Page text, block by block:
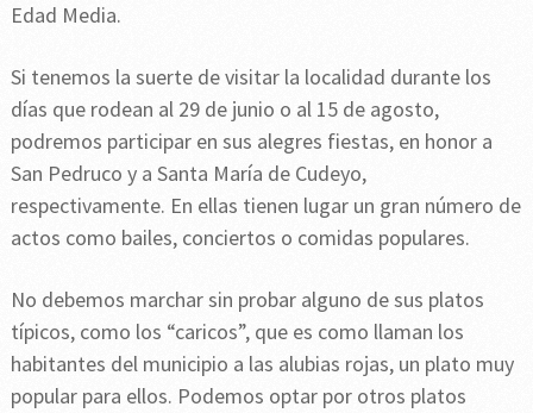
Edad Media.
Si tenemos la suerte de visitar la localidad durante los
días que rodean al 29 de junio o al 15 de agosto,
podremos participar en sus alegres fiestas, en honor a
San Pedruco y a Santa María de Cudeyo,
respectivamente. En ellas tienen lugar un gran número de
actos como bailes, conciertos o comidas populares.
No debemos marchar sin probar alguno de sus platos
típicos, como los “caricos”, que es como llaman los
habitantes del municipio a las alubias rojas, un plato muy
popular para ellos. Podemos optar por otros platos